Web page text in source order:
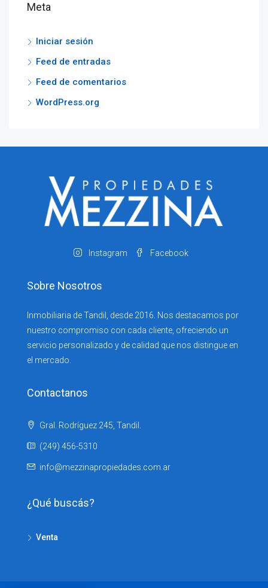
Meta
Iniciar sesión
Feed de entradas
Feed de comentarios
WordPress.org
Instagram Facebook
Sobre Nosotros
Inmobiliaria de Tandil, desde 2016. Nos destacamos por
nuestro compromiso con cada cliente, ofreciendo un
servicio personalizado y de calidad que nos distingue en
el mercado.
Contactanos
Gral. Rodríguez 245, Tandil.
(249) 456-5310
info@mezzinapropiedades.com.ar
¿Qué buscás?
Venta